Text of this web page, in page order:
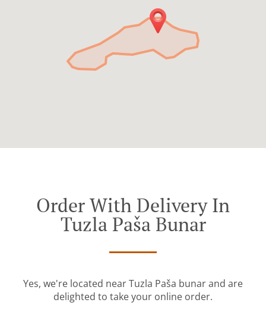
Order With Delivery In
Tuzla Paša Bunar
Yes, we're located near Tuzla Paša bunar and are
delighted to take your online order.